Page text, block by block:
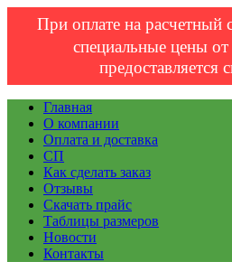
При оплате на расчетный
специальные цены
предоставляется
Главная
О компании
Оплата и доставка
СП
Как сделать заказ
Отзывы
Скачать прайс
Таблицы размеров
Новости
Контакты